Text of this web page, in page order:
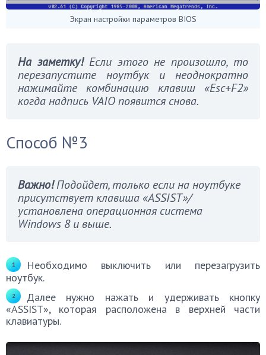
Экран настройки параметров BIOS
На заметку!Если этого не произошло, то
перезапустите ноутбук и неоднократно
нажимайте комбинацию клавиш «Esc+F2»
когда надпись VAIO появится снова.
Способ №3
Важно!Подойдет, только если на ноутбуке
присутствует клавиша «ASSIST»/
установлена операционная система
Windows 8 и выше.
Необходимо выключить или перезагрузить
ноутбук.
Далее нужно нажать и удерживать кнопку
«ASSIST», которая расположена в верхней части
клавиатуры.